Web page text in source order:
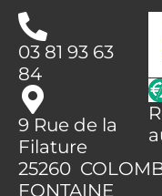
03 81 93 63
84
9 Rue de la
Filature
25260
FONTAINE